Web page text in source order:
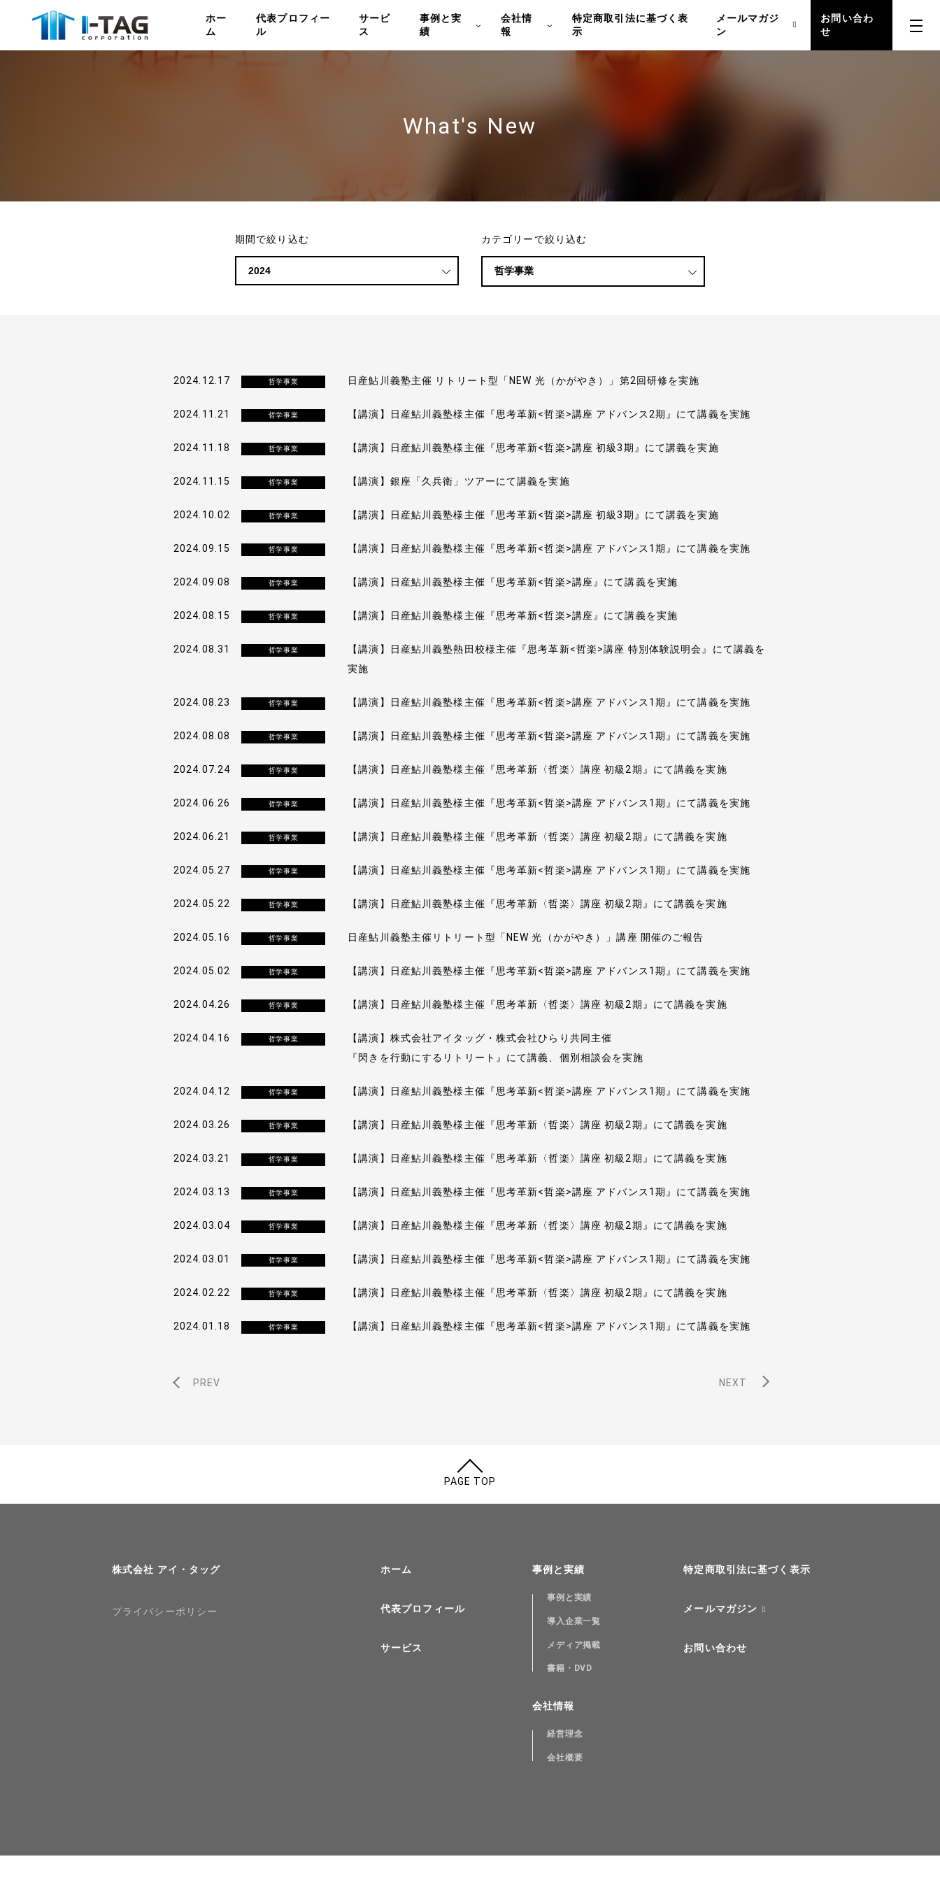
ホー
ム
代表プロフィー
ル
サービ
ス
事例と実
績
会社情
報
特定商取引法に基づく表
示
メールマガジ
ン
お問い合わ
せ
代表プロフィール
事例と実績
事例と実績
メディア掲載
書籍・DVD
特定商取引法に基づく表示
メールマガジン
お問い合わせ
What's New
期間で絞り込む カテゴリーで絞り込む
2024.12.17 哲学事業 日産鮎川義塾主催 リトリート型「NEW 光（かがやき）」第2回研修を実施
2024.11.21 哲学事業 【講演】日産鮎川義塾様主催『思考革新<哲楽>講座 アドバンス2期』にて講義を実施
2024.11.18 哲学事業 【講演】日産鮎川義塾様主催『思考革新<哲楽>講座 初級3期』にて講義を実施
2024.11.15 哲学事業 【講演】銀座「久兵衛」ツアーにて講義を実施
2024.10.02 哲学事業 【講演】日産鮎川義塾様主催『思考革新<哲楽>講座 初級3期』にて講義を実施
2024.09.15 哲学事業 【講演】日産鮎川義塾様主催『思考革新<哲楽>講座 アドバンス1期』にて講義を実施
2024.09.08 哲学事業 【講演】日産鮎川義塾様主催『思考革新<哲楽>講座』にて講義を実施
2024.08.15 哲学事業 【講演】日産鮎川義塾様主催『思考革新<哲楽>講座』にて講義を実施
2024.08.31 哲学事業
【講演】日産鮎川義塾熱田校様主催『思考革新<哲楽>講座 特別体験説明会』にて講義を
実施
2024.08.23 哲学事業 【講演】日産鮎川義塾様主催『思考革新<哲楽>講座 アドバンス1期』にて講義を実施
2024.08.08 哲学事業 【講演】日産鮎川義塾様主催『思考革新<哲楽>講座 アドバンス1期』にて講義を実施
2024.07.24 哲学事業 【講演】日産鮎川義塾様主催『思考革新〈哲楽〉講座 初級2期』にて講義を実施
2024.06.26 哲学事業 【講演】日産鮎川義塾様主催『思考革新<哲楽>講座 アドバンス1期』にて講義を実施
2024.06.21 哲学事業 【講演】日産鮎川義塾様主催『思考革新〈哲楽〉講座 初級2期』にて講義を実施
2024.05.27 哲学事業 【講演】日産鮎川義塾様主催『思考革新<哲楽>講座 アドバンス1期』にて講義を実施
2024.05.22 哲学事業 【講演】日産鮎川義塾様主催『思考革新〈哲楽〉講座 初級2期』にて講義を実施
2024.05.16 哲学事業 日産鮎川義塾主催リトリート型「NEW 光（かがやき）」講座 開催のご報告
2024.05.02 哲学事業 【講演】日産鮎川義塾様主催『思考革新<哲楽>講座 アドバンス1期』にて講義を実施
2024.04.26 哲学事業 【講演】日産鮎川義塾様主催『思考革新〈哲楽〉講座 初級2期』にて講義を実施
2024.04.16 哲学事業
【講演】株式会社アイタッグ・株式会社ひらり共同主催
『閃きを行動にするリトリート』にて講義、個別相談会を実施
2024.04.12 哲学事業 【講演】日産鮎川義塾様主催『思考革新<哲楽>講座 アドバンス1期』にて講義を実施
2024.03.26 哲学事業 【講演】日産鮎川義塾様主催『思考革新〈哲楽〉講座 初級2期』にて講義を実施
2024.03.21 哲学事業 【講演】日産鮎川義塾様主催『思考革新〈哲楽〉講座 初級2期』にて講義を実施
2024.03.13 哲学事業 【講演】日産鮎川義塾様主催『思考革新<哲楽>講座 アドバンス1期』にて講義を実施
2024.03.04 哲学事業 【講演】日産鮎川義塾様主催『思考革新〈哲楽〉講座 初級2期』にて講義を実施
2024.03.01 哲学事業 【講演】日産鮎川義塾様主催『思考革新<哲楽>講座 アドバンス1期』にて講義を実施
2024.02.22 哲学事業 【講演】日産鮎川義塾様主催『思考革新〈哲楽〉講座 初級2期』にて講義を実施
2024.01.18 哲学事業 【講演】日産鮎川義塾様主催『思考革新<哲楽>講座 アドバンス1期』にて講義を実施
PREV NEXT
PAGE TOP
株式会社 アイ・タッグ
プライバシーポリシー
ホーム
代表プロフィール
サービス
事例と実績
事例と実績
導入企業一覧
メディア掲載
書籍・DVD
会社情報
経営理念
会社概要
特定商取引法に基づく表示
メールマガジン
お問い合わせ